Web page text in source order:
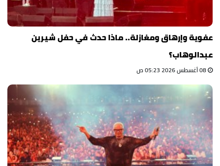
عفوية وإرهاق ومغازلة.. ماذا حدث في حفل شيرين
عبدالوهاب؟